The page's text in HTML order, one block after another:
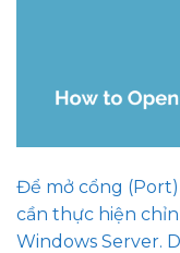
Để mở cổng
cần thực hiện
Windows Server.